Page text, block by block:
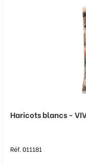
Haricots blancs -
Réf. 011181